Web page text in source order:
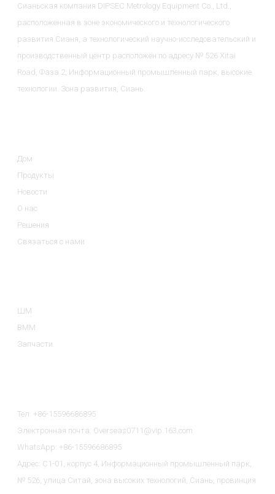
Сианьская компания DIPSEC Metrology Equipment Co., Ltd.,
расположенная в зоне экономического и технологического
развития Сианя, а технологический научно-исследовательский и
производственный центр расположен по адресу № 526 Xitai
Road, Фаза 2, Информационный промышленный парк, высокие
технологии. Зона развития, Сиань.
Дом
Продукты
Новости
О нас
Решения
Связаться с нами
ШМ
ВММ
Запчасти
Тел: +86-15596686895
Электронная почта: Overseas0711@vip.163.com
WhatsApp: +86-15596686895
Адрес: C1-01, корпус 4, Информационный промышленный парк,
№ 526, улица Ситай, зона высоких технологий, Сиань, провинция